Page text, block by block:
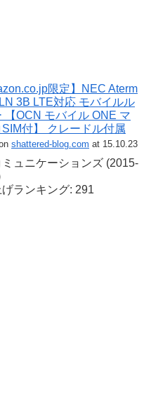
限定】NEC Aterm
3B LTE対応 モバイルル
【OCN モバイル ONE マ
付】 クレードル付属
shattered-blog.com at 15.10.23
ミュニケーションズ (2015-
ランキング: 291